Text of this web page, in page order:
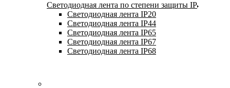
Светодиодная лента по степени защиты IP
Светодиодная лента IP20
Светодиодная лента IP44
Светодиодная лента IP65
Светодиодная лента IP67
Светодиодная лента IP68